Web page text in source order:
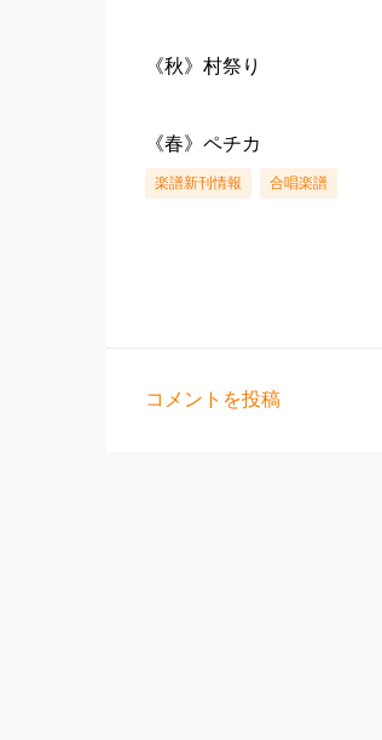
《秋》村祭り
《春》ペチカ
楽譜新刊情報 合唱楽譜
コメントを投稿